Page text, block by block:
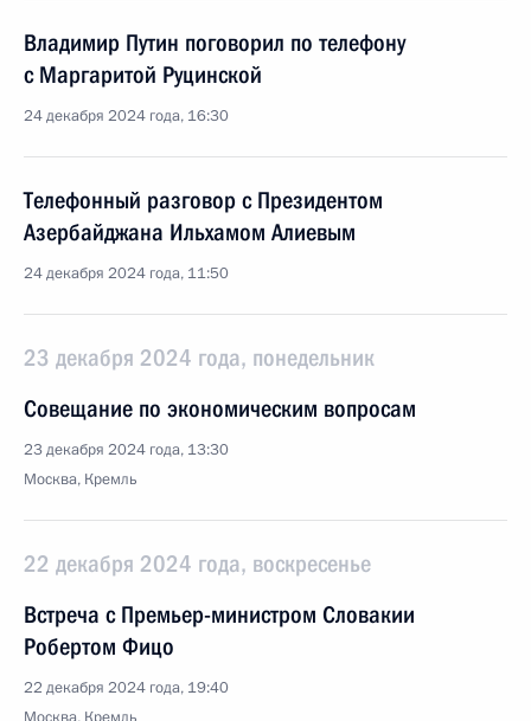
Владимир Путин поговорил по телефону
с Маргаритой Руцинской
24 декабря 2024 года, 16:30
Телефонный разговор с Президентом
Азербайджана Ильхамом Алиевым
24 декабря 2024 года, 11:50
23 декабря 2024 года, понедельник
Совещание по экономическим вопросам
23 декабря 2024 года, 13:30
Москва, Кремль
22 декабря 2024 года, воскресенье
Встреча с Премьер-министром Словакии
Робертом Фицо
22 декабря 2024 года, 19:40